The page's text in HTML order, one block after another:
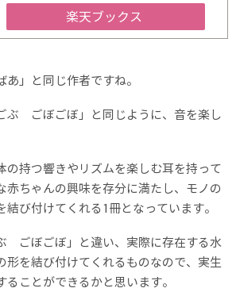
楽天ブックス
」と同じ作者ですね。
ぶ ごぼごぼ」と同じように、音を楽し
の持つ響きやリズムを楽しむ耳を持って
赤ちゃんの興味を存分に満たし、モノの
び付けてくれる1冊となっています。
ごぼごぼ」と違い、実際に存在する水
形を結び付けてくれるものなので、実生
ことができるかと思います。